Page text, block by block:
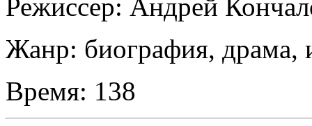
Режиссер: Андрей
Жанр: биография, драма,
Время: 138